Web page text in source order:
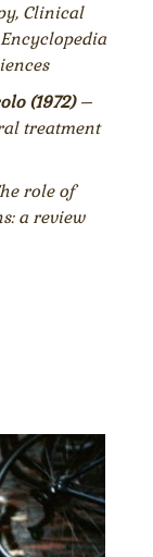
Clinical
(1972)–
treatment
role of
a review